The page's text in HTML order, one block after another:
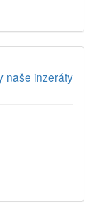
naše inzeráty